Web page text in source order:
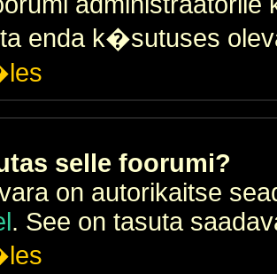
enda k�sutuses
selle foorumi?
on autorikaitse
. See on tasuta